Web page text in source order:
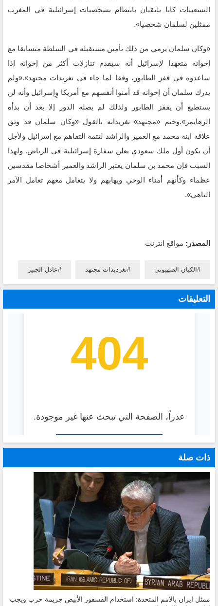
التسعينات كانا يلتقيان بانتظام بشخصيات إسرائيلية في المغرب
ممثلين لسلمان شخصيا».
«وكان سلمان يرمي من ذلك تأمين مستقبله في السلطة متسابقا مع
إخوانه متعهدا لإسرائيل أنه سيقدم تنازلات أكثر من إخوانه إذا
ساعدوه في قفز الطابور، وفقا لما جاء في تغريدات مجتهد».«ولم
يدرك سلمان أن إخوانه قد أمنوا أنفسهم مع أمريكا وِإسرائيل وأنه لن
يستطيع أن يقفز الطابور ولذلك لم يصله الدور إلا بعد أن بدأه
الزهايمر».وختم «مجتهد» تغريداته بالقول «وكان سلمان قد وثق
علاقة ابنه محمد مع العمير والراشد لتتمة التفاهم مع إسرائيل ولأجل
أن يكون أول ملك سعودي يعلن سفارة إسرائيلية في الرياض. ولهذا
السبب فإن محمد بن سلمان يعتبر الراشد والعمير أشخاصا مقدسين
عظماء وكأنهم أمناء الوحي ويهابهم ولا يتعامل معهم تعامل الآمر
الناهي».
المصدر: مواقع انترنت
الكيان الصهيوني تغرديدات مجتهد عادل الجبير
التعليقات
ذات صلة
ممثل ايران بالامم المتحدة: استخدام الفسفور الأبيض جريمة حرب ويجب